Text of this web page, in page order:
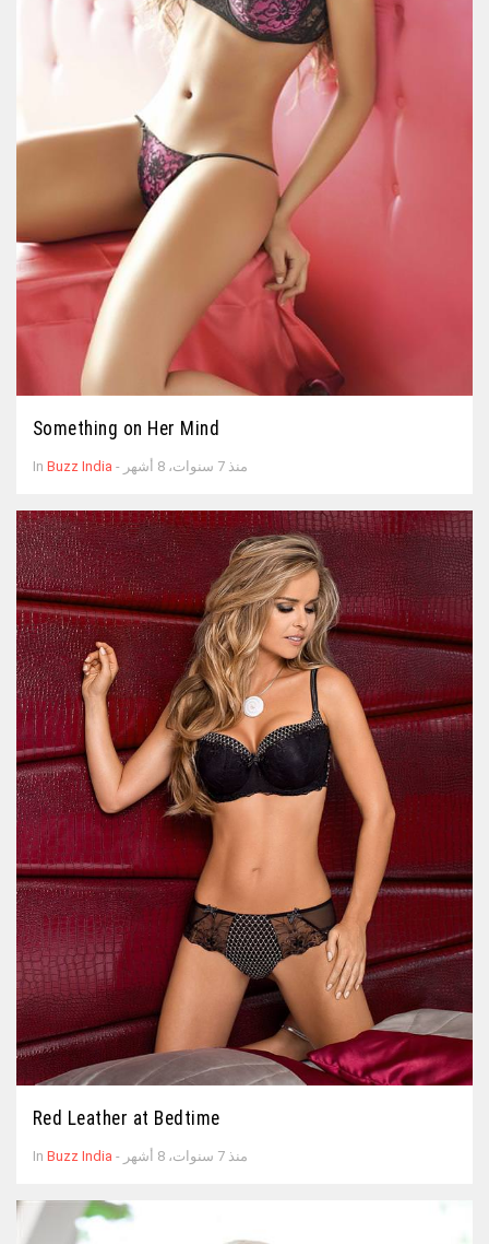
Something on Her Mind
In Buzz India - منذ 7 سنوات، 8 أشهر
Red Leather at Bedtime
In Buzz India - منذ 7 سنوات، 8 أشهر